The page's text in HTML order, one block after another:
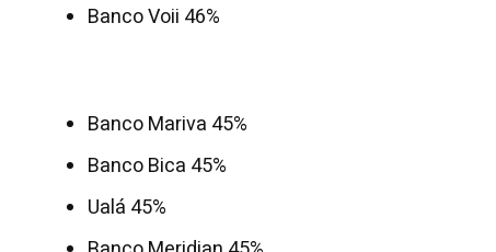
Banco Voii 46%
Banco Mariva 45%
Banco Bica 45%
Ualá 45%